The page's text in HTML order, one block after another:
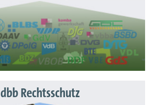
dbb Rechtsschutz